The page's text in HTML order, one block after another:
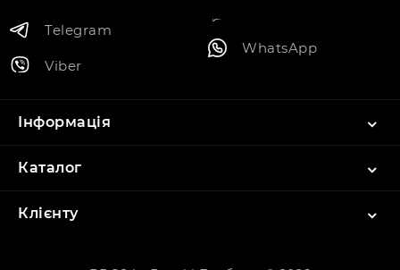
Telegram
Viber
WhatsApp
Інформація
Каталог
Клієнту